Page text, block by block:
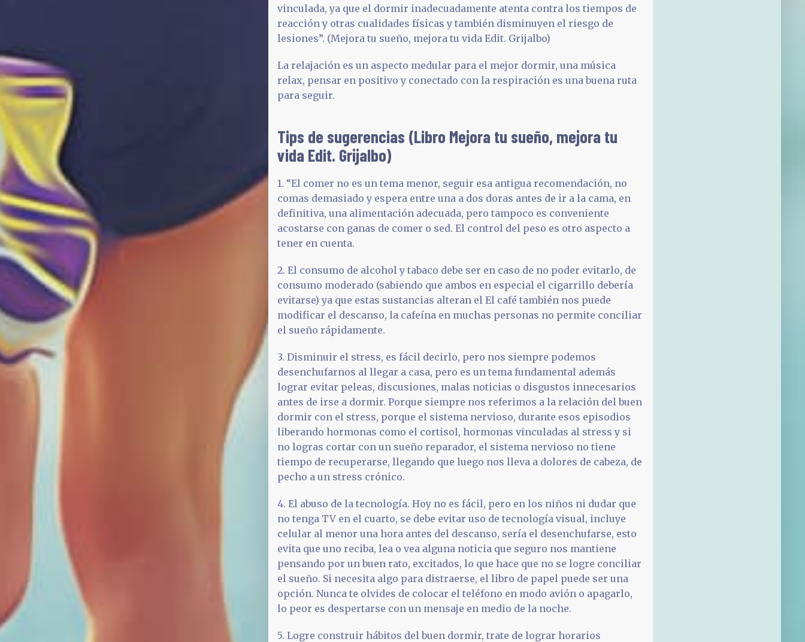
vinculada, ya que el dormir inadecuadamente atenta contra los tiempos de
reacción y otras cualidades físicas y también disminuyen el riesgo de
lesiones”. (Mejora tu sueño, mejora tu vida Edit. Grijalbo)
La relajación es un aspecto medular para el mejor dormir, una música
relax, pensar en positivo y conectado con la respiración es una buena ruta
para seguir.
Tips de sugerencias (Libro Mejora tu sueño, mejora tu
vida Edit. Grijalbo)
1. “El comer no es un tema menor, seguir esa antigua recomendación, no
comas demasiado y espera entre una a dos doras antes de ir a la cama, en
definitiva, una alimentación adecuada, pero tampoco es conveniente
acostarse con ganas de comer o sed. El control del peso es otro aspecto a
tener en cuenta.
2. El consumo de alcohol y tabaco debe ser en caso de no poder evitarlo, de
consumo moderado (sabiendo que ambos en especial el cigarrillo debería
evitarse) ya que estas sustancias alteran el El café también nos puede
modificar el descanso, la cafeína en muchas personas no permite conciliar
el sueño rápidamente.
3. Disminuir el stress, es fácil decirlo, pero nos siempre podemos
desenchufarnos al llegar a casa, pero es un tema fundamental además
lograr evitar peleas, discusiones, malas noticias o disgustos innecesarios
antes de irse a dormir. Porque siempre nos referimos a la relación del buen
dormir con el stress, porque el sistema nervioso, durante esos episodios
liberando hormonas como el cortisol, hormonas vinculadas al stress y si
no logras cortar con un sueño reparador, el sistema nervioso no tiene
tiempo de recuperarse, llegando que luego nos lleva a dolores de cabeza, de
pecho a un stress crónico.
4. El abuso de la tecnología. Hoy no es fácil, pero en los niños ni dudar que
no tenga TV en el cuarto, se debe evitar uso de tecnología visual, incluye
celular al menor una hora antes del descanso, sería el desenchufarse, esto
evita que uno reciba, lea o vea alguna noticia que seguro nos mantiene
pensando por un buen rato, excitados, lo que hace que no se logre conciliar
el sueño. Si necesita algo para distraerse, el libro de papel puede ser una
opción. Nunca te olvides de colocar el teléfono en modo avión o apagarlo,
lo peor es despertarse con un mensaje en medio de la noche.
5. Logre construir hábitos del buen dormir, trate de lograr horarios